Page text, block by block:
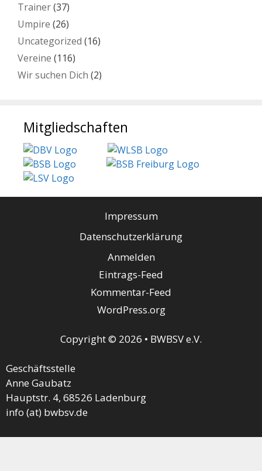
Trainer(37)
Umpire (26)
Uncategorized (16)
Vereine (116)
Wir suchen Dich (2)
Mitgliedschaften
Impressum
Datenschutzerklärung
Anmelden
Eintrags-Feed
Kommentar-Feed
WordPress.org
Copyright © 2026 • BWBSV e.V.
Geschäftsstelle
Anne Gaubatz
Hauptstr. 4, 68526 Ladenburg
info (at) bwbsv.de